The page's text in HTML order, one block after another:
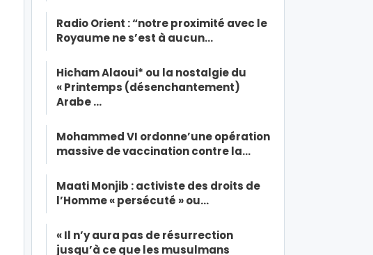
Radio Orient : “notre proximité avec le
Royaume ne s’est à aucun…
Hicham Alaoui* ou la nostalgie du
« Printemps (désenchantement)
Arabe …
Mohammed VI ordonne’une opération
massive de vaccination contre la…
Maati Monjib : activiste des droits de
l’Homme « persécuté » ou…
« Il n’y aura pas de résurrection
jusqu’à ce que les musulmans